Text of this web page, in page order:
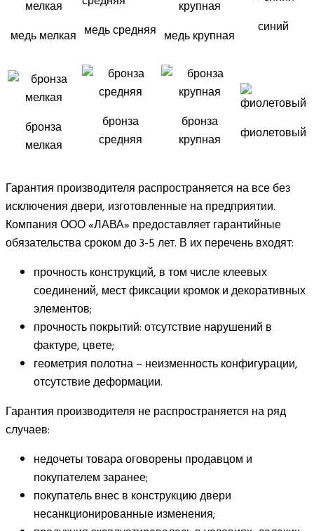
медь мелкая медь средняя медь крупная синий
бронза
мелкая
бронза
средняя
бронза
крупная
фиолетовый
Гарантия производителя распространяется на все без
исключения двери, изготовленные на предприятии.
Компания ООО «ЛАВА» предоставляет гарантийные
обязательства сроком до 3-5 лет. В их перечень входят:
прочность конструкций, в том числе клеевых
соединений, мест фиксации кромок и декоративных
элементов;
прочность покрытий: отсутствие нарушений в
фактуре, цвете;
геометрия полотна – неизменность конфигурации,
отсутствие деформации.
Гарантия производителя не распространяется на ряд
случаев:
недочеты товара оговорены продавцом и
покупателем заранее;
покупатель внес в конструкцию двери
несанкционированные изменения;